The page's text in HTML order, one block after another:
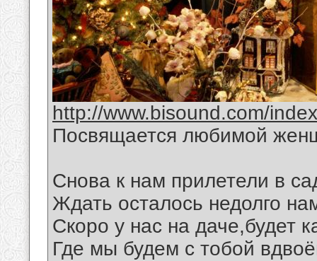
http://www.bisound.com/
Посвящается любимой
Снова к нам прилетели в
Ждать осталось недолго
Скоро у нас на даче,будет
Где мы будем с тобой